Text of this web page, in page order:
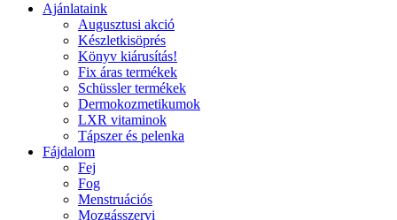
Ajánlataink
Augusztusi akció
Készletkisöprés
Könyv kiárusítás!
Fix áras termékek
Schüssler termékek
Dermokozmetikumok
LXR vitaminok
Tápszer és pelenka
Fájdalom
Fej
Fog
Menstruációs
Mozgásszervi